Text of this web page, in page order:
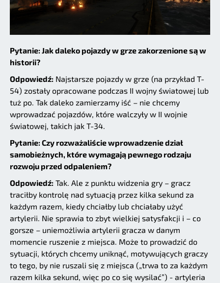
Pytanie: Jak daleko pojazdy w grze zakorzenione są w
historii?
Odpowiedź: Najstarsze pojazdy w grze (na przykład T-
54) zostały opracowane podczas II wojny światowej lub
tuż po. Tak daleko zamierzamy iść – nie chcemy
wprowadzać pojazdów, które walczyły w II wojnie
światowej, takich jak T-34.
Pytanie: Czy rozważaliście wprowadzenie dział
samobieżnych, które wymagają pewnego rodzaju
rozwoju przed odpaleniem?
Odpowiedź: Tak. Ale z punktu widzenia gry – gracz
traciłby kontrolę nad sytuacją przez kilka sekund za
każdym razem, kiedy chciałby lub chciałaby użyć
artylerii. Nie sprawia to zbyt wielkiej satysfakcji i – co
gorsze – uniemożliwia artylerii gracza w danym
momencie ruszenie z miejsca. Może to prowadzić do
sytuacji, których chcemy uniknąć, motywujących graczy
to tego, by nie ruszali się z miejsca („trwa to za każdym
razem kilka sekund, więc po co się wysilać”) - artyleria